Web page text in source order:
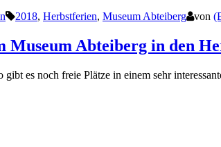
2018, Herbstferien, Museum Abteiberg von
Museum Abteiberg in den
es noch freie Plätze in einem sehr